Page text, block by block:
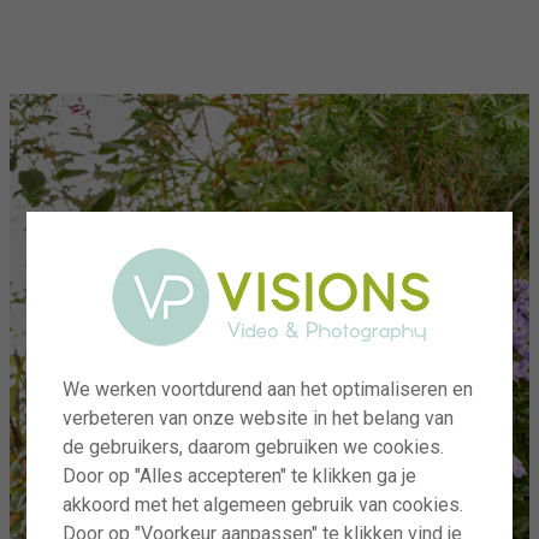
We werken voortdurend aan het optimaliseren en
verbeteren van onze website in het belang van
de gebruikers, daarom gebruiken we cookies.
Door op "Alles accepteren" te klikken ga je
akkoord met het algemeen gebruik van cookies.
Door op "Voorkeur aanpassen" te klikken vind je